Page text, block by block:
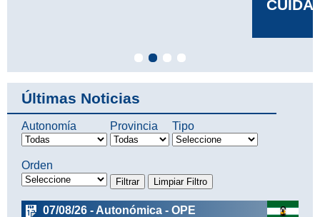
Últimas Noticias
Autonomía Provincia Tipo
Orden
07/08/26 - Autonómica - OPE